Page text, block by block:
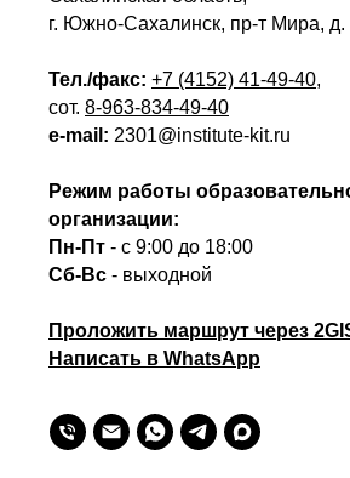
г. Южно-Сахалинск, пр-т Мира, д.
Тел./факс: +7 (4152) 41-49-40,
сот. 8-963-834-49-40
e-mail: 2301@institute-kit.ru
Режим работы
организации:
Пн-Пт - с 9:00 до 18:00
Сб-Вс - выходной
Проложить маршрут через
Написать в WhatsApp